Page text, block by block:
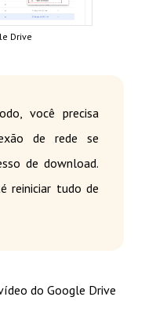
Drive
você precisa
de rede se
de download.
reiniciar tudo de
do Google Drive